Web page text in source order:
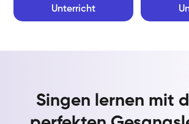
Unterricht
Singen lernen mit